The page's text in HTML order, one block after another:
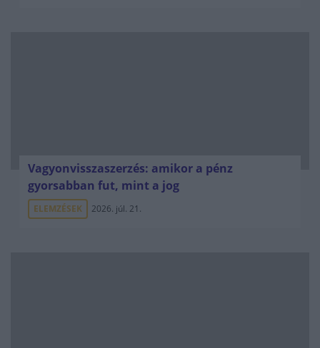
Vagyonvisszaszerzés: amikor a pénz
gyorsabban fut, mint a jog
ELEMZÉSEK 2026. júl. 21.